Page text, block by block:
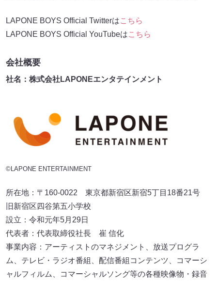
LAPONE BOYS Official Twitterはこちら
LAPONE BOYS Official YouTubeはこちら
会社概要
社名：株式会社LAPONEエンタテインメント
©LAPONE ENTERTAINMENT
所在地：〒160-0022 東京都新宿区新宿5丁目18番21号
旧新宿区四谷第五小学校
設立：令和元年5月29日
代表者：代表取締役社長 崔 信化
事業内容：アーティストのマネジメント、放送プログラ
ム、テレビ・ラジオ番組、配信番組コンテンツ、コマーシ
ャルフィルム、コマーシャルソング等の各種映像物・録音